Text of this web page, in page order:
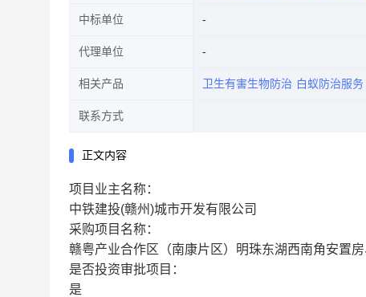
中标单位
代理单位
相关产品 卫生有害生物防治 白蚁防治服务
联系方式
正文内容
项目业主名称：
中铁建投(赣州)城市开发有限公司
采购项目名称：
赣粤产业合作区（南康片区）明珠东湖西南角安置
是否投资审批项目：
是